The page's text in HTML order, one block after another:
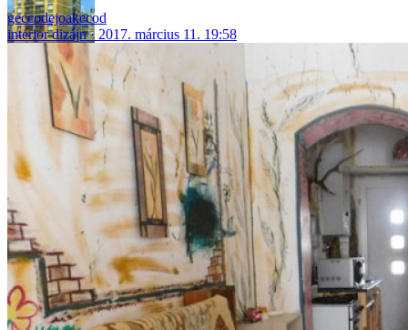
geccodejoakecod
intérior dizájn
2017. március 11. 19:58